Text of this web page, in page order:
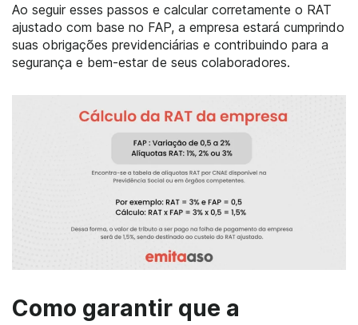
Ao seguir esses passos e calcular corretamente o RAT
ajustado com base no FAP, a empresa estará cumprindo
suas obrigações previdenciárias e contribuindo para a
segurança e bem-estar de seus colaboradores.
Como garantir que a